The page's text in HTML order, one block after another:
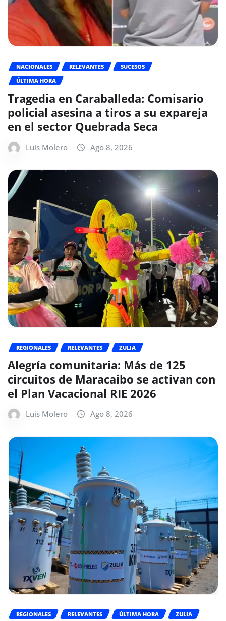
NACIONALES RELEVANTES
SUCESOS
ÚLTIMA HORA
Tragedia en Caraballeda: Comisario
policial asesina a tiros a su expareja
en el sector Quebrada Seca
Luis Molero Ago 8, 2026
REGIONALES RELEVANTES ZULIA
Alegría comunitaria: Más de 125
circuitos de Maracaibo se activan con
el Plan Vacacional RIE 2026
Luis Molero Ago 8, 2026
REGIONALES RELEVANTES ÚLTIMA HORA ZULIA